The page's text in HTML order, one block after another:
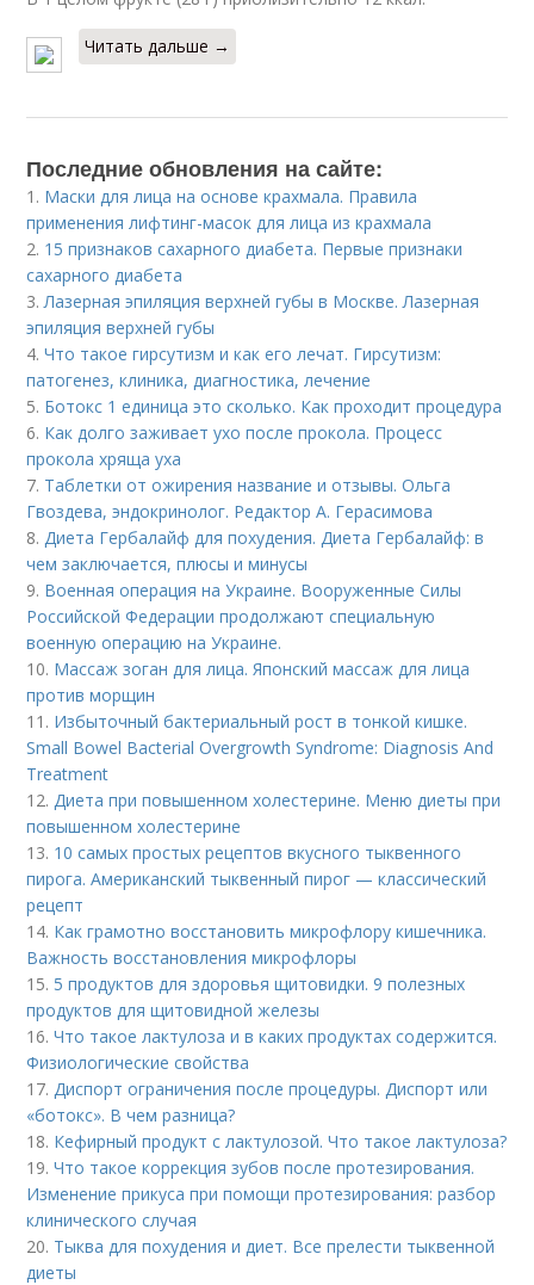
Читать дальше →
Последние обновления на сайте:
1. Маски для лица на основе крахмала. Правила
применения лифтинг-масок для лица из крахмала
2. 15 признаков сахарного диабета. Первые признаки
сахарного диабета
3.Лазерная эпиляция верхней губы в Москве. Лазерная
эпиляция верхней губы
4.Что такое гирсутизм и как его лечат. Гирсутизм:
патогенез, клиника, диагностика, лечение
5. Ботокс 1 единица это сколько. Как проходит процедура
6. Как долго заживает ухо после прокола. Процесс
прокола хряща уха
7. Таблетки от ожирения название и отзывы. Ольга
Гвоздева, эндокринолог. Редактор А. Герасимова
8.Диета Гербалайф для похудения. Диета Гербалайф: в
чем заключается, плюсы и минусы
9. Военная операция на Украине. Вооруженные Силы
Российской Федерации продолжают специальную
военную операцию на Украине.
10. Массаж зоган для лица. Японский массаж для лица
против морщин
11. Избыточный бактериальный рост в тонкой кишке.
Small Bowel Bacterial Overgrowth Syndrome: Diagnosis And
Treatment
12.Диета при повышенном холестерине. Меню диеты при
повышенном холестерине
13. 10 самых простых рецептов вкусного тыквенного
пирога. Американский тыквенный пирог — классический
рецепт
14. Как грамотно восстановить микрофлору кишечника.
Важность восстановления микрофлоры
15. 5 продуктов для здоровья щитовидки. 9 полезных
продуктов для щитовидной железы
16.Что такое лактулоза и в каких продуктах содержится.
Физиологические свойства
17.Диспорт ограничения после процедуры. Диспорт или
«ботокс». В чем разница?
18. Кефирный продукт с лактулозой. Что такое лактулоза?
19.Что такое коррекция зубов после протезирования.
Изменение прикуса при помощи протезирования: разбор
клинического случая
20. Тыква для похудения и диет. Все прелести тыквенной
диеты